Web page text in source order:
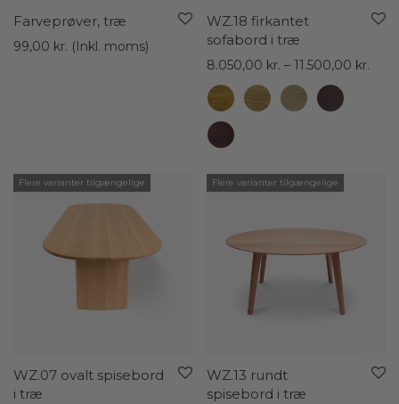
Farveprøver, træ
99,00 kr. (Inkl. moms)
WZ.18 firkantet
sofabord i træ
8.050,00 kr. – 11.500,00 kr.
Flere varianter tilgængelige
WZ.07 ovalt spisebord
i træ
Flere varianter tilgængelige
WZ.13 rundt
spisebord i træ